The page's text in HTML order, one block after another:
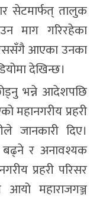
सेटमार्फत् तालुक
माग गरिरहेका
आएका उनका
देखिन्छ।
भन्ने आदेशपछि
महानगरीय प्रहरी
जानकारी दिए।
बढ्ने र अनावश्यक
प्रहरी परिसर
महाराजगञ्ज